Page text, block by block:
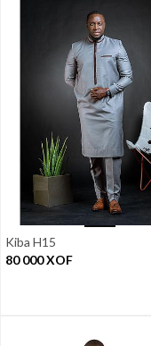
Kiba H15
80 000XOF